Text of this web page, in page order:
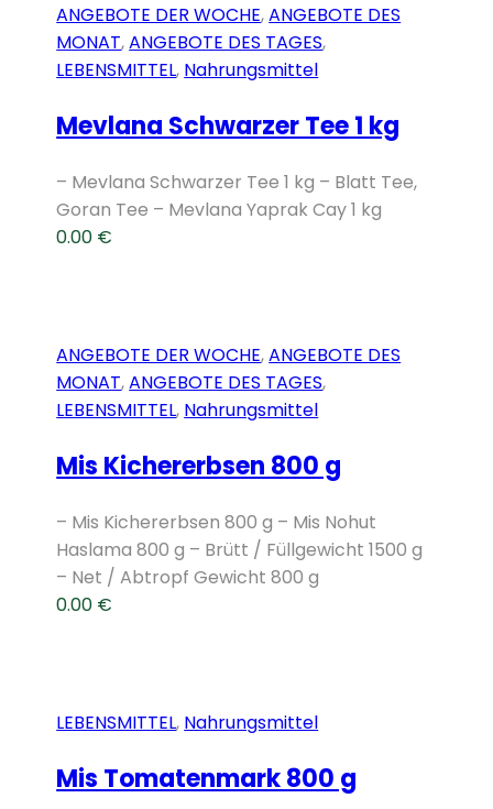
ANGEBOTE DER WOCHE,ANGEBOTE DES
MONAT,ANGEBOTE DES TAGES,
LEBENSMITTEL, Nahrungsmittel
Mevlana Schwarzer Tee 1 kg
– Mevlana Schwarzer Tee 1 kg – Blatt Tee,
Goran Tee – Mevlana Yaprak Cay 1 kg
0.00 €
ANGEBOTE DER WOCHE,ANGEBOTE DES
MONAT,ANGEBOTE DES TAGES,
LEBENSMITTEL, Nahrungsmittel
Mis Kichererbsen 800 g
– Mis Kichererbsen 800 g – Mis Nohut
Haslama 800 g – Brütt / Füllgewicht 1500 g
– Net / Abtropf Gewicht 800 g
0.00 €
LEBENSMITTEL, Nahrungsmittel
Mis Tomatenmark 800 g